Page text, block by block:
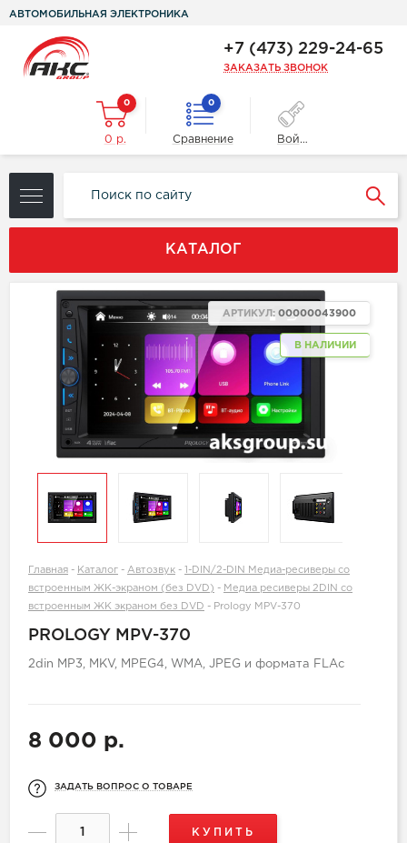
АВТОМОБИЛЬНАЯ ЭЛЕКТРОНИКА
+7 (473) 229-24-65
ЗАКАЗАТЬ ЗВОНОК
0
0 р.
0
Сравнение Войти
КАТАЛОГ
В НАЛИЧИИ
АРТИКУЛ: 00000043900
Главная - Каталог - Автозвук -
1-DIN/2-DIN Медиа-ресиверы со
встроенным ЖК-экраном (без DVD) - Медиа ресиверы 2DIN со
встроенным ЖК экраном без DVD - Prology MPV-370
PROLOGY MPV-370
2din MP3, MKV, MPEG4, WMA, JPEG и формата FLAc
8 000 р.
ЗАДАТЬ ВОПРОС О ТОВАРЕ
КУПИТЬ